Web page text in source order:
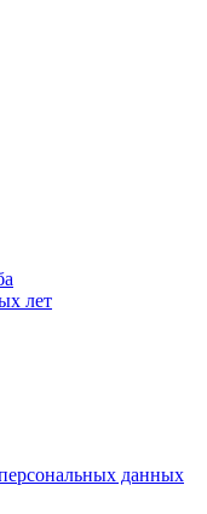
лет
данных